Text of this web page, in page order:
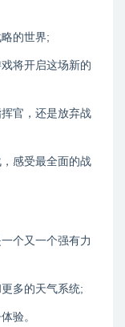
的世界;
将开启这场新的
官，还是放弃战
感受最全面的战
个又一个强有力
多的天气系统;
验。